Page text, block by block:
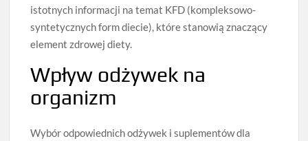
istotnych informacji na temat KFD (kompleksowo-
syntetycznych form diecie), które stanowią znaczący
element zdrowej diety.
Wpływ odżywek na
organizm
Wybór odpowiednich odżywek i suplementów dla